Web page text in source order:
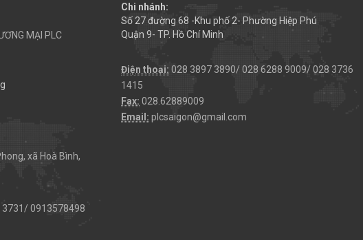
MẠI PLC
xã Hoà Bình,
0913578498
Chi nhánh:
Số 27 đường 68 -Khu phố 2- Phường Hiệp Phú
Quận 9- TP. Hồ Chí Minh
Điện thoại: 028 3897 3890/ 028 6288 9009/ 028 3736
1415
Fax: 028.62889009
Email: plcsaigon@gmail.com